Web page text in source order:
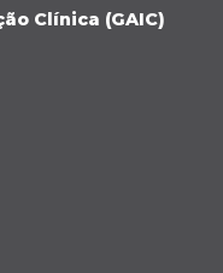
Clínica (GAIC)